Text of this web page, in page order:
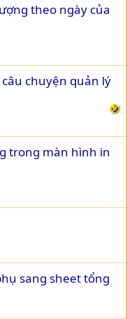
theo ngày của
chuyện quản lý
trong màn hình in
sang sheet tổng